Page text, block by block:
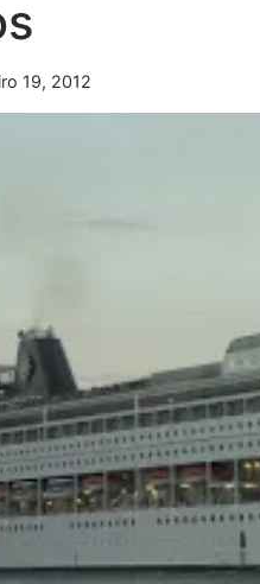
19, 2012